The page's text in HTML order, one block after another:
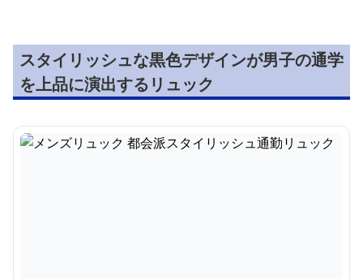
スタイリッシュな黒色デザインが男子の通学
を上品に演出するリュック